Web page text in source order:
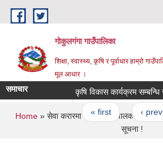
Skip to main content
गोकुलगंगा गाउँपालिका
शिक्षा, स्वास्थ्य, कृषि र पूर्वाधार हाम्रो
मूल आधार ।
समाचार कृषि विकास कार्यक्रम सम्बन्धि
Pages
« first ‹
You are here
Home » सेवा करारमा हेभी सवारी चालक
सूचना !